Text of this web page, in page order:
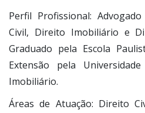
Perfil Profissional:
Civil, Direito Imobiliário e
Graduado pela Escola
Extensão pela
Imobiliário.
Áreas de Atuação: Direito